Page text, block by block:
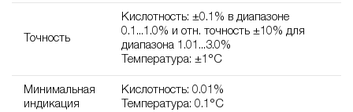
Точность
Кислотность: ±0.1% в диапазоне
0.1...1.0% и отн. точность ±10% для
диапазона 1.01...3.0%
Температура: ±1°C
Минимальная
индикация
Кислотность: 0.01%
Температура: 0.1°C